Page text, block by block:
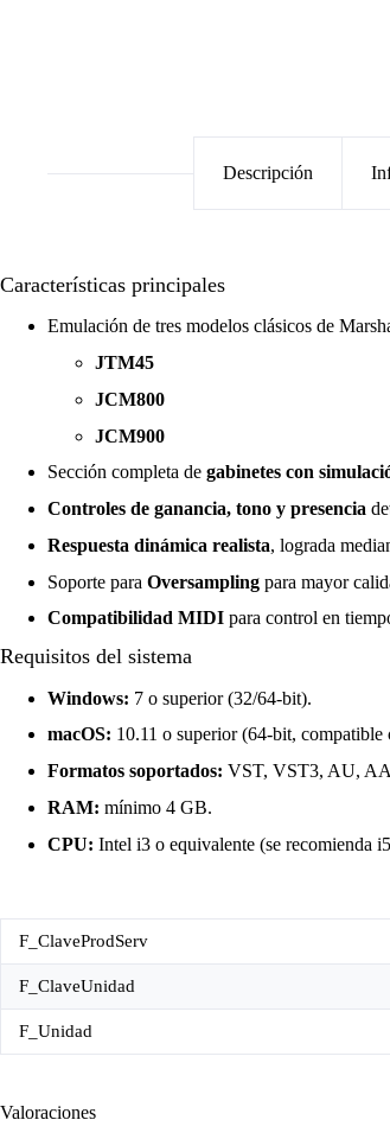
Descripción
Características principales
Emulación de tres modelos clásicos de
JTM45
JCM800
JCM900
Sección completa de gabinetes con
Controles de ganancia, tono y presencia
Respuesta dinámica realista, lograda
Soporte para Oversampling para mayor
Compatibilidad MIDI para control en
Requisitos del sistema
Windows: 7 o superior (32/64-bit).
macOS: 10.11 o superior (64-bit,
Formatos soportados: VST, VST3, AU,
RAM: mínimo 4 GB.
CPU: Intel i3 o equivalente (se recomienda
F_ClaveProdServ
F_ClaveUnidad
F_Unidad
Valoraciones